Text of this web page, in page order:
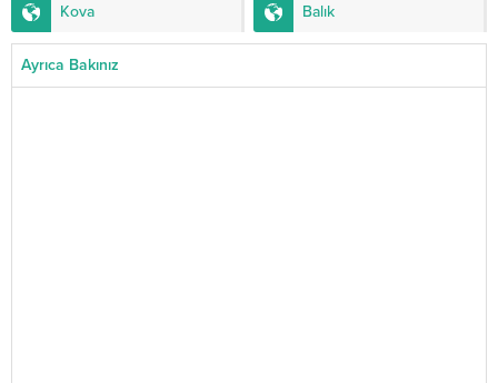
Kova Balık
Ayrıca Bakınız